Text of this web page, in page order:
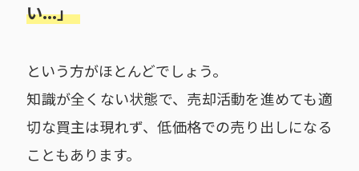
い...」
という方がほとんどでしょう。
知識が全くない状態で、売却活動を進めても適
切な買主は現れず、低価格での売り出しになる
こともあります。